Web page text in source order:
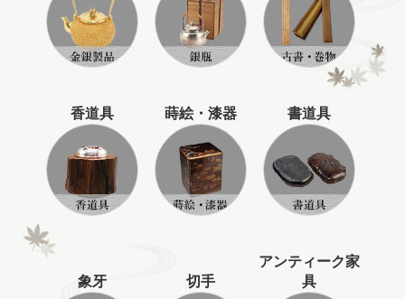
香道具 蒔絵・漆器 書道具
象牙 切手
アンティーク家
具